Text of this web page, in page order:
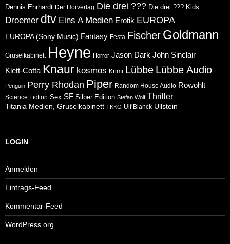
Dennis Ehrhardt Der Hörverlag Die drei ??? Die drei ??? Kids
Droemer dtv Eins A Medien Erotik EUROPA
EUROPA (Sony Music) Fantasy Festa Fischer Goldmann
Gruselkabinett Heyne Horror Jason Dark John Sinclair
Klett-Cotta Knaur kosmos Krimi Lübbe Lübbe Audio
Penguin Perry Rhodan Piper Random House Audio Rowohlt
Science Fiction Sex SF Silber Edition Stefan Wolf Thriller
Titania Medien, Gruselkabinett TKKG Ulf Blanck Ullstein
LOGIN
Anmelden
Eintrags-Feed
Kommentar-Feed
WordPress.org